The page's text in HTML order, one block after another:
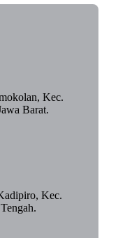
Kec.
Barat.
Kec.